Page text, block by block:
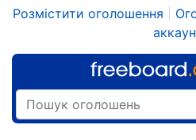
Розмістити оголошення